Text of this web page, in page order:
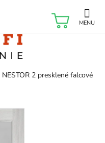
NESTOR 2 presklené falcové